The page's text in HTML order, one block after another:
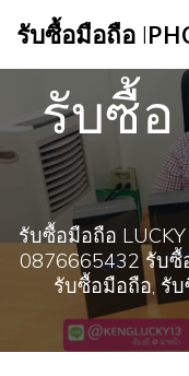
รับซื้อมือถือ I
รับซื้อ
รับซื้อมือถือ
0876665432 รับ
รับซื้อมือถือ, รั